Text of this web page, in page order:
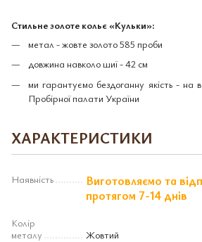
Стильне золоте кольє «Кульки»:
метал - жовте золото 585 проби
довжина навколо шиї - 42 см
ми гарантуємо бездоганну якість - на
Пробірної палати України
ХАРАКТЕРИСТИКИ
Наявність
Виготовляємо та
протягом 7-14 днів
Колір
металу
Жовтий